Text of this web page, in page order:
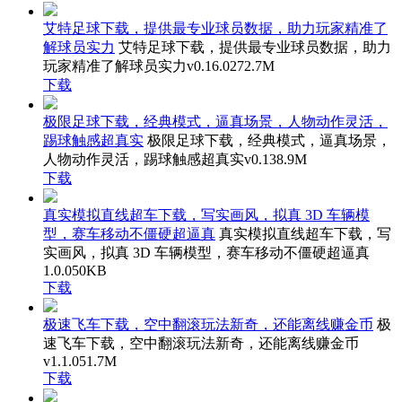
艾特足球下载，提供最专业球员数据，助力玩家精准了
解球员实力 艾特足球下载，提供最专业球员数据，助力
玩家精准了解球员实力v0.16.0272.7M
下载
极限足球下载，经典模式，逼真场景，人物动作灵活，
踢球触感超真实 极限足球下载，经典模式，逼真场景，
人物动作灵活，踢球触感超真实v0.138.9M
下载
真实模拟直线超车下载，写实画风，拟真 3D 车辆模
型，赛车移动不僵硬超逼真 真实模拟直线超车下载，写
实画风，拟真 3D 车辆模型，赛车移动不僵硬超逼真
1.0.050KB
下载
极速飞车下载，空中翻滚玩法新奇，还能离线赚金币 极
速飞车下载，空中翻滚玩法新奇，还能离线赚金币
v1.1.051.7M
下载